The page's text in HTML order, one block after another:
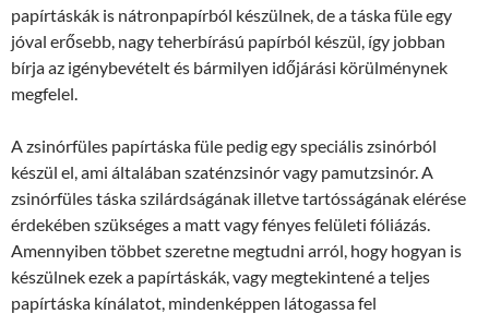
papírtáskák is nátronpapírból készülnek, de a táska füle egy
jóval erősebb, nagy teherbírású papírból készül, így jobban
bírja az igénybevételt és bármilyen időjárási körülménynek
megfelel.
A zsinórfüles papírtáska füle pedig egy speciális zsinórból
készül el, ami általában szaténzsinór vagy pamutzsinór. A
zsinórfüles táska szilárdságának illetve tartósságának elérése
érdekében szükséges a matt vagy fényes felületi fóliázás.
Amennyiben többet szeretne megtudni arról, hogy hogyan is
készülnek ezek a papírtáskák, vagy megtekintené a teljes
papírtáska kínálatot, mindenképpen látogassa fel